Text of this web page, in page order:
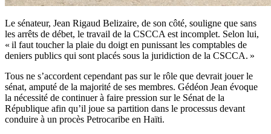
Le sénateur, Jean Rigaud Belizaire, de son côté, souligne que sans
les arrêts de débet, le travail de la CSCCA est incomplet. Selon lui,
« il faut toucher la plaie du doigt en punissant les comptables de
deniers publics qui sont placés sous la juridiction de la CSCCA. »
Tous ne s’accordent cependant pas sur le rôle que devrait jouer le
sénat, amputé de la majorité de ses membres. Gédéon Jean évoque
la nécessité de continuer à faire pression sur le Sénat de la
République afin qu’il joue sa partition dans le processus devant
conduire à un procès Petrocaribe en Haïti.